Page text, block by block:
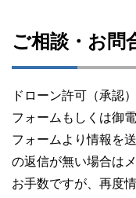
ご相談・お問
ドローン許可（承認
フォームもしくは御
フォームより情報を
の返信が無い場合は
お手数ですが、再度